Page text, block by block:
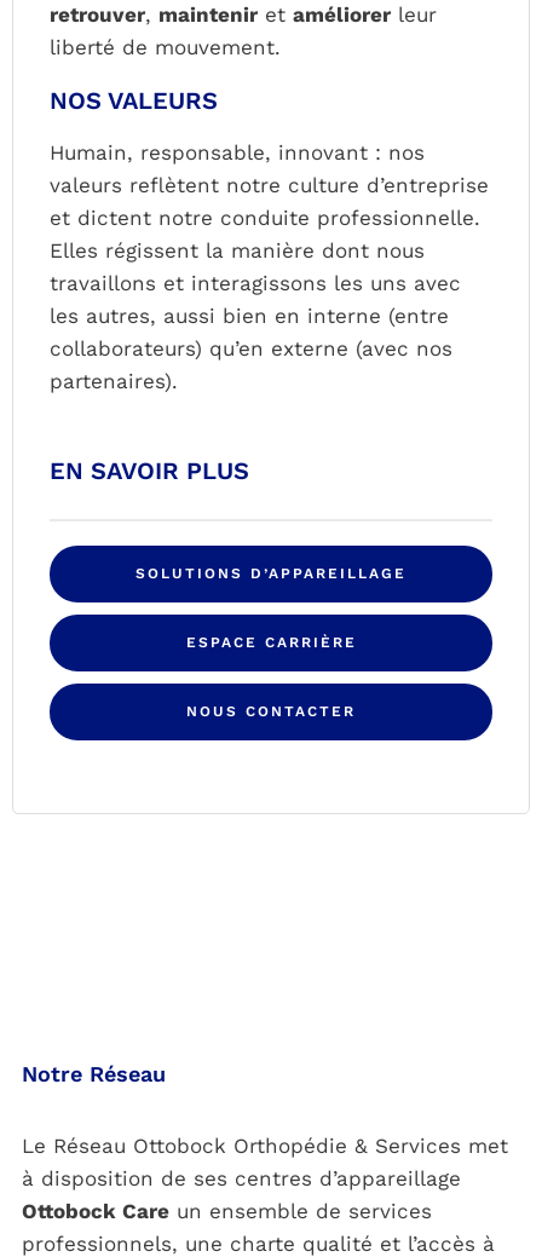
retrouver, maintenir etaméliorer leur
liberté de mouvement.
NOS VALEURS
Humain, responsable, innovant : nos
valeurs reflètent notre culture d’entreprise
et dictent notre conduite professionnelle.
Elles régissent la manière dont nous
travaillons et interagissons les uns avec
les autres, aussi bien en interne (entre
collaborateurs) qu’en externe (avec nos
partenaires).
EN SAVOIR PLUS
SOLUTIONS D’APPAREILLAGE
ESPACE CARRIÈRE
NOUS CONTACTER
Notre Réseau
Le Réseau Ottobock Orthopédie & Services met
à disposition de ses centres d’appareillage
Ottobock Careun ensemble de services
professionnels, une charte qualité et l’accès à